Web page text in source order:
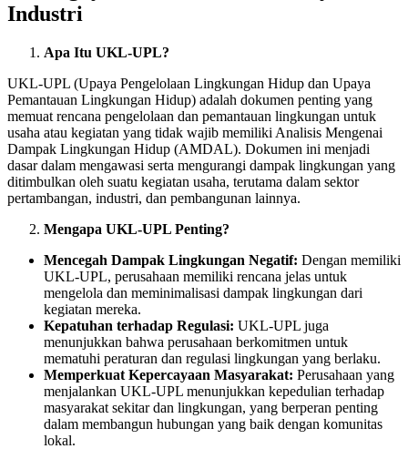
Industri
Apa Itu UKL-UPL?
UKL-UPL (Upaya Pengelolaan Lingkungan Hidup dan Upaya
Pemantauan Lingkungan Hidup) adalah dokumen penting yang
memuat rencana pengelolaan dan pemantauan lingkungan untuk
usaha atau kegiatan yang tidak wajib memiliki Analisis Mengenai
Dampak Lingkungan Hidup (AMDAL). Dokumen ini menjadi
dasar dalam mengawasi serta mengurangi dampak lingkungan yang
ditimbulkan oleh suatu kegiatan usaha, terutama dalam sektor
pertambangan, industri, dan pembangunan lainnya.
Mengapa UKL-UPL Penting?
Mencegah Dampak Lingkungan Negatif: Dengan memiliki
UKL-UPL, perusahaan memiliki rencana jelas untuk
mengelola dan meminimalisasi dampak lingkungan dari
kegiatan mereka.
Kepatuhan terhadap Regulasi: UKL-UPL juga
menunjukkan bahwa perusahaan berkomitmen untuk
mematuhi peraturan dan regulasi lingkungan yang berlaku.
Memperkuat Kepercayaan Masyarakat: Perusahaan yang
menjalankan UKL-UPL menunjukkan kepedulian terhadap
masyarakat sekitar dan lingkungan, yang berperan penting
dalam membangun hubungan yang baik dengan komunitas
lokal.